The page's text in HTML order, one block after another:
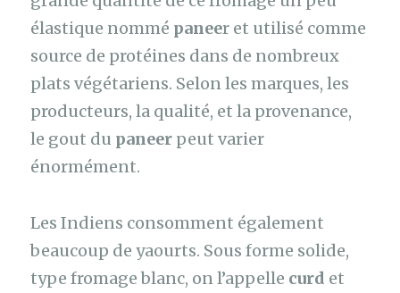
élastique nommé paneer et utilisé comme
source de protéines dans de nombreux
plats végétariens. Selon les marques, les
producteurs, la qualité, et la provenance,
le gout du paneer peut varier
énormément.
Les Indiens consomment également
beaucoup de yaourts. Sous forme solide,
type fromage blanc, on l’appelle curd et